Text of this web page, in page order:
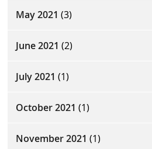
May 2021 (3)
June 2021 (2)
July 2021 (1)
October 2021 (1)
November 2021 (1)